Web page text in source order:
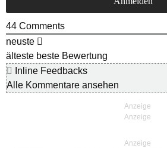
44 Comments
neuste
älteste beste Bewertung
Inline Feedbacks
Alle Kommentare ansehen
Anzeige